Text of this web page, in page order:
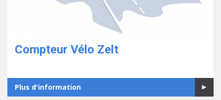
Compteur Vélo Zelt
Plus d'information